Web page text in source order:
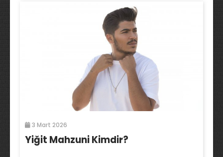
3 Mart 2026
Yiğit Mahzuni Kimdir?